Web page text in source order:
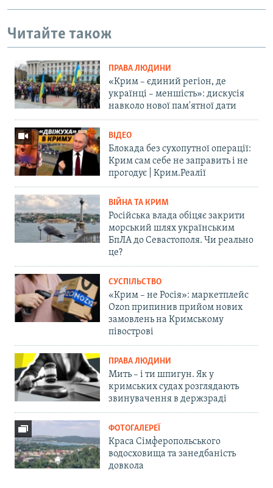
Читайте також
ПРАВА ЛЮДИНИ
«Крим – єдиний регіон, де
українці – меншість»: дискусія
навколо нової пам'ятної дати
ВІДЕО
Блокада без сухопутної операції:
Крим сам себе не заправить і не
прогодує | Крим.Реалії
ВІЙНА ТА КРИМ
Російська влада обіцяє закрити
морський шлях українським
БпЛА до Севастополя. Чи реально
це?
СУСПІЛЬСТВО
«Крим – не Росія»: маркетплейс
Ozon припинив прийом нових
замовлень на Кримському
півострові
ПРАВА ЛЮДИНИ
Мить – і ти шпигун. Як у
кримських судах розглядають
звинувачення в держзраді
ФОТОГАЛЕРЕЇ
Краса Сімферопольського
водосховища та занедбаність
довкола